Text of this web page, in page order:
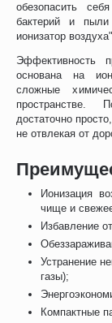
обезопасить
бактерий и пыли
ионизатор
Эффективность
основана на
сложные
пространстве.
достаточно
не отвлекая от
Ионизация
чище и
Избавление
Устранение
газы);
Компактные